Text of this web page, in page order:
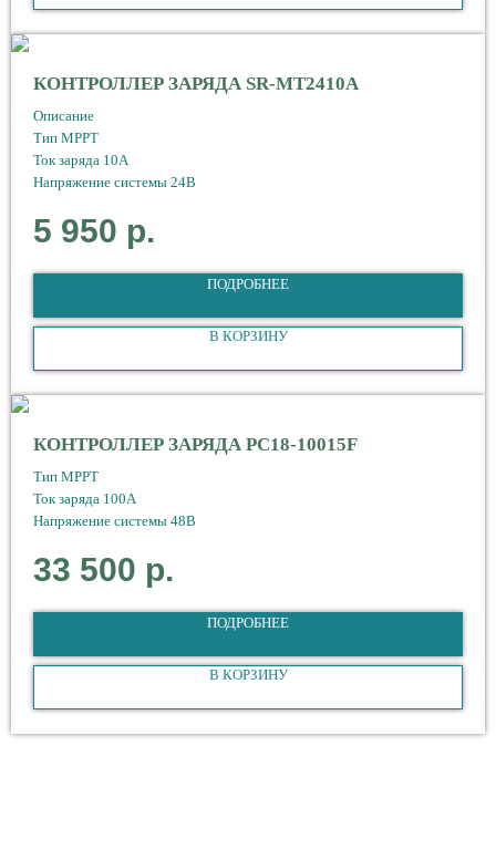
КОНТРОЛЛЕР ЗАРЯДА SR-MT2410A
Описание
Тип МРРТ
Ток заряда 10А
Напряжение системы 24В
5 950 р.
ПОДРОБНЕЕ
В КОРЗИНУ
КОНТРОЛЛЕР ЗАРЯДА PC18-10015F
Тип МРРТ
Ток заряда 100А
Напряжение системы 48В
33 500 р.
ПОДРОБНЕЕ
В КОРЗИНУ